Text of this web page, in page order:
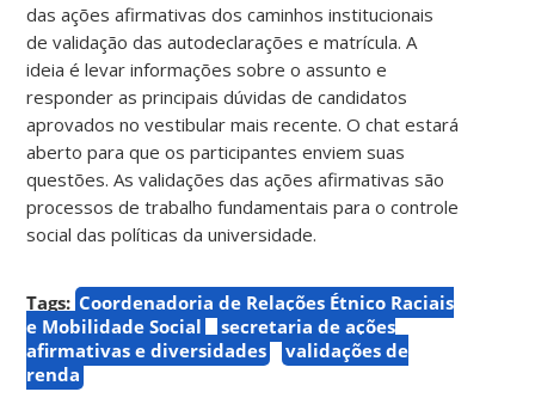
das ações afirmativas dos caminhos institucionais
de validação das autodeclarações e matrícula. A
ideia é levar informações sobre o assunto e
responder as principais dúvidas de candidatos
aprovados no vestibular mais recente. O chat estará
aberto para que os participantes enviem suas
questões. As validações das ações afirmativas são
processos de trabalho fundamentais para o controle
social das políticas da universidade.
Tags: Coordenadoria de Relações Étnico Raciais
e Mobilidade Social
secretaria de ações
afirmativas e diversidades
validações de
renda